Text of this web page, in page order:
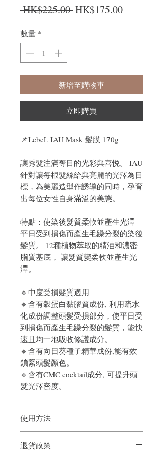
HK$225.00 一般價格
HK$175.00促銷價格
數量 *
新增至購物車
立即購買
📌LebeL IAU Mask 髮膜 170g
讓秀髮注滿奪目的光彩與喜悦。 IAU
針對讓每根髮絲給與亮麗的光澤為目
標，為美麗造型作誘導的同時，孕育
出每位女性自身滿溢的美態。
特點：使染後髮質柔軟並產生光澤
平日受到損傷而產生毛躁分裂的染後
髮質。 12種植物萃取的精油和濃密
脂質基底， 讓髮質變柔軟並產生光
澤。
🔹中度受損髮質適用
🔹含有穀蛋白黏膠質成份, 利用疏水
化成份調整頭髮受損部分，使平日受
到損傷而產生毛躁分裂的髮質，能快
速且均一地吸收修護成分。
🔹含有向日葵種子精華成份,能有效
鎖緊頭髮顏色。
🔹含有CMC cocktail成分, 可提升頭
髮光澤密度。
使用方法
勻，放置約 3 分鐘，然後沖洗乾淨。建議
退貨政策